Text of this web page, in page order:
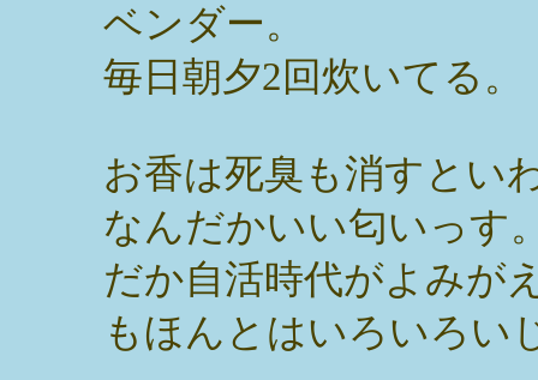
ベンダー。
毎日朝夕2回炊いてる。
お香は死臭も消すとい
なんだかいい匂いっす
だか自活時代がよみが
もほんとはいろいろい